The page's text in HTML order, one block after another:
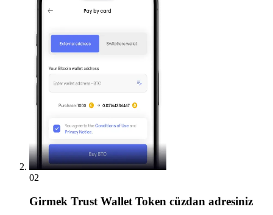
02
Girmek Trust Wallet Token cüzdan adresiniz